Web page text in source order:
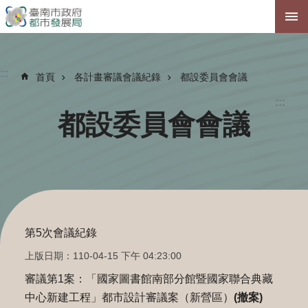
跳到主要內容區塊
:::
::: 首頁 各計畫審議會議紀錄 都設委員會會議
都設委員會會議
第5次會議紀錄
上版日期：110-04-15 下午 04:23:00
審議第1案：「國家圖書館南部分館暨國家聯合典藏
中心新建工程」都市設計審議案（新營區） (撤案)